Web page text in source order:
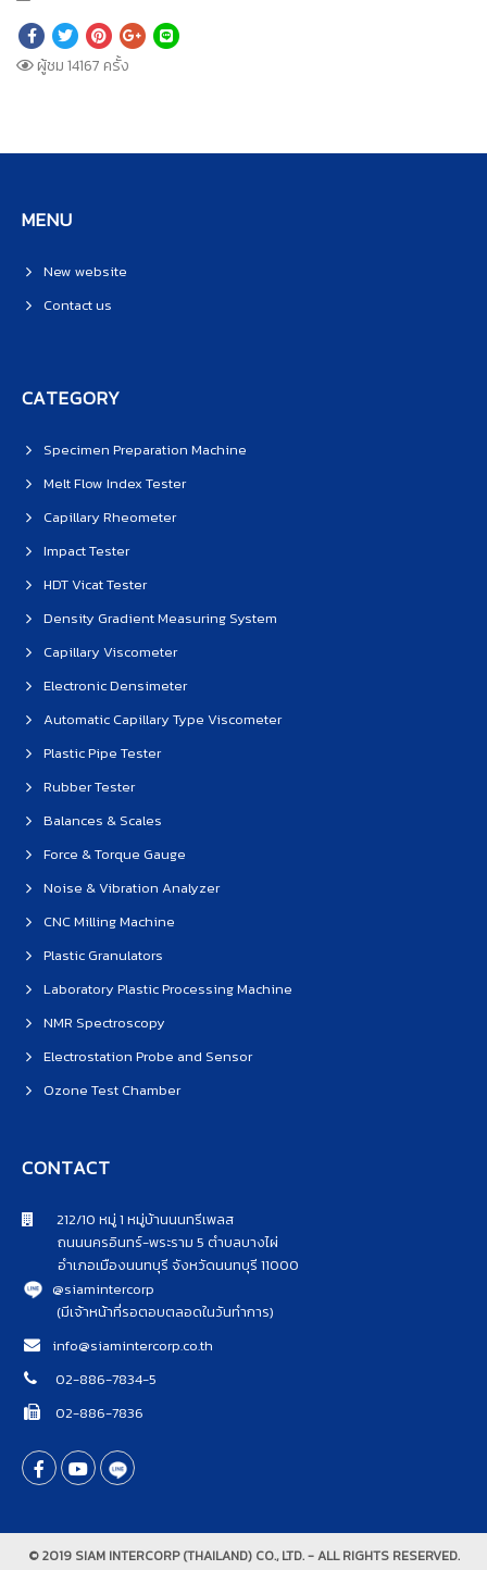
ผู้ชม 14167 ครั้ง
MENU
New website
Contact us
CATEGORY
Specimen Preparation Machine
Melt Flow Index Tester
Capillary Rheometer
Impact Tester
HDT Vicat Tester
Density Gradient Measuring System
Capillary Viscometer
Electronic Densimeter
Automatic Capillary Type Viscometer
Plastic Pipe Tester
Rubber Tester
Balances & Scales
Force & Torque Gauge
Noise & Vibration Analyzer
CNC Milling Machine
Plastic Granulators
Laboratory Plastic Processing Machine
NMR Spectroscopy
Electrostation Probe and Sensor
Ozone Test Chamber
CONTACT
212/10 หมู่ 1 หมู่บ้านนนทรีเพลส
ถนนนครอินทร์-พระราม 5 ตำบลบางไผ่
อำเภอเมืองนนทบุรี จังหวัดนนทบุรี 11000
@siamintercorp
(มีเจ้าหน้าที่รอตอบตลอดในวันทำการ)
info@siamintercorp.co.th
02-886-7834-5
02-886-7836
© 2019 SIAM INTERCORP (THAILAND) CO., LTD. - ALL RIGHTS RESERVED.